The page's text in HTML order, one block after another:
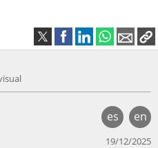
es en
19/12/2025